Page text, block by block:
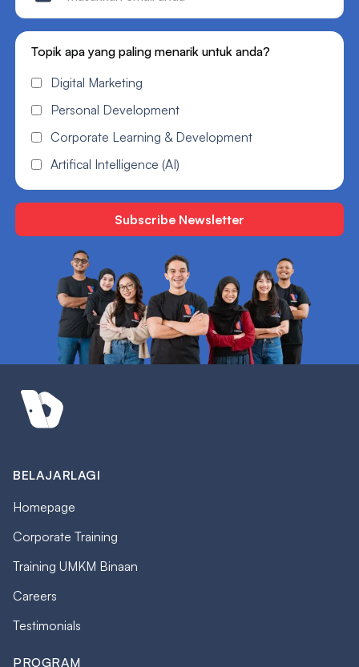
Topik apa yang paling menarik untuk anda?
Digital Marketing
Personal Development
Corporate Learning & Development
Artifical Intelligence (AI)
BELAJARLAGI
Homepage
Corporate Training
Training UMKM Binaan
Careers
Testimonials
PROGRAM